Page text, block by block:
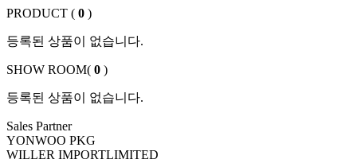
PRODUCT ( 0 )
등록된 상품이 없습니다.
SHOW ROOM( 0 )
등록된 상품이 없습니다.
Sales Partner
YONWOO PKG
WILLER IMPORTLIMITED